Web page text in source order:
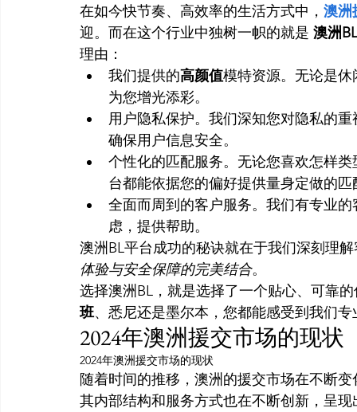
在如今快节奏、高效率的生活方式中， 澳洲
迎。而在这个行业中独树一帜的就是 澳洲
理由：
我们提供的高颜值模特资源。无论是
为您增光添彩。
用户隐私保护。我们深知您对隐私的
确保用户信息安全。
个性化的匹配服务。无论您喜欢怎样类
台都能依据您的偏好提供量身定做的匹
全面而周到的客户服务。我们有专业
虑，提供帮助。
澳洲BL平台成功的秘诀就在于我们深刻理
体验与安全保障的完美结合。
选择澳洲BL，就是选择了一个贴心、可靠
班、悉尼还是墨尔本，您都能感受到我们
2024年澳洲援交市场的现状
2024年澳洲援交市场的现状
随着时间的推移，澳洲的援交市场在不断
其内部结构和服务方式也在不断创新，呈